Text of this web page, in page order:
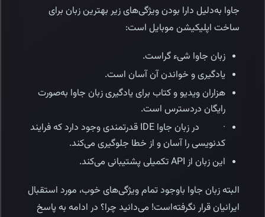
جاوا به‌دلیل دارا بودن ویژگی‌های زیر بهترین زبان برای
ساخت اپلیکیشن موبایل است:
زبان جاوا شیء گراست.
یادگیری و خواندن آن آسان است.
هزاران ویدیو و کتاب برای یادگیری زبان جاوا به‌صورت
رایگان دردسترس است.
· در زبان جاوا IDE قدرتمندی وجود دارد که فرایند
کدنویسی را آسان و از خطا جلوگیری می‌کند.
این زبان از API تکمیلی پشتیبانی می‌کند.
البته زبان جاوا باوجود تمام ویژگی‌های خوب، مورد استقبال
ایرانیان قرار نگرفته‌است! می‌دانید چرا؟ در ادامه به پاسخ